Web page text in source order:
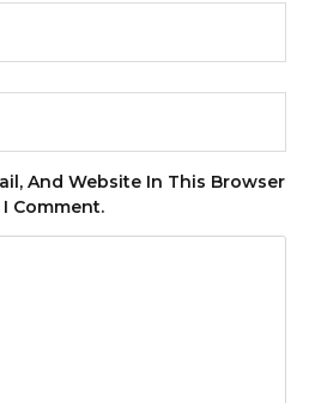
And Website In This Browser
Comment.